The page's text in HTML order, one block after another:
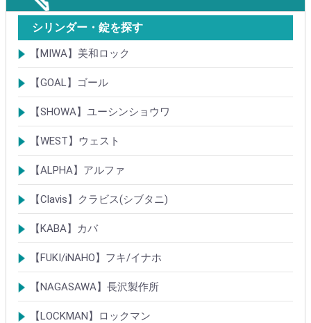
シリンダー・錠を探す
【MIWA】美和ロック
シリンダー
レバーハンドル錠
ケースロック
モノロック
本締錠
引戸錠
引違戸錠
ガラス扉錠
補助錠
グレモン錠
自動施錠錠
面付錠
内部錠
プッシュプル錠
キーレス錠
インダストリアルロック・カムロック
ポスト錠
ハンドル
サムターン
フロントプレート
ストライク
樹脂カバー・非常カバー
交換・補修錠前
交換・補修部材
M品番特殊錠(Kシリーズ)
その他
【GOAL】ゴール
シリンダー
錠
錠前部品
その他
【SHOWA】ユーシンショウワ
シリンダー
錠
その他
【WEST】ウェスト
シリンダー
錠
その他
【ALPHA】アルファ
シリンダー
錠
南京錠
【Clavis】クラビス(シブタニ)
シリンダー
錠
【KABA】カバ
シリンダー
錠・ロック製品
【FUKI/iNAHO】フキ/イナホ
TIERKEYシリンダー
ロック製品
【NAGASAWA】長沢製作所
シリンダー
古代・古代ネオ装飾錠
KEYLEX/キーレックス
レバーハンドルシリーズ
【LOCKMAN】ロックマン